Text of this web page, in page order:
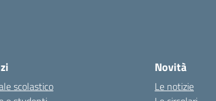
scolastico
Novità
Le notizie